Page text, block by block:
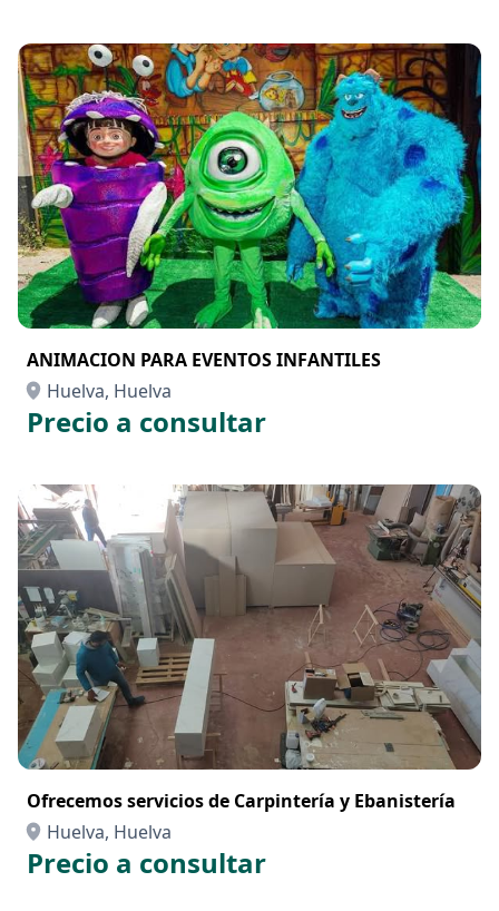
ANIMACION PARA EVENTOS INFANTILES
Huelva, Huelva
Precio a consultar
Ofrecemos servicios de Carpintería y Ebanistería
Huelva, Huelva
Precio a consultar